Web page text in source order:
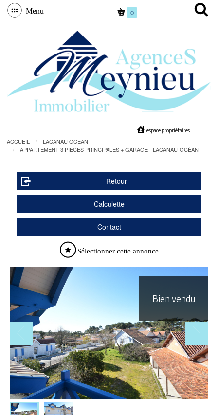
Menu 0
espace propriétaires
ACCUEIL
LACANAU OCEAN
APPARTEMENT 3 PIÈCES PRINCIPALES + GARAGE - LACANAU-OCÉAN
Retour
Calculette
Contact
Sélectionner cette annonce
Bien vendu